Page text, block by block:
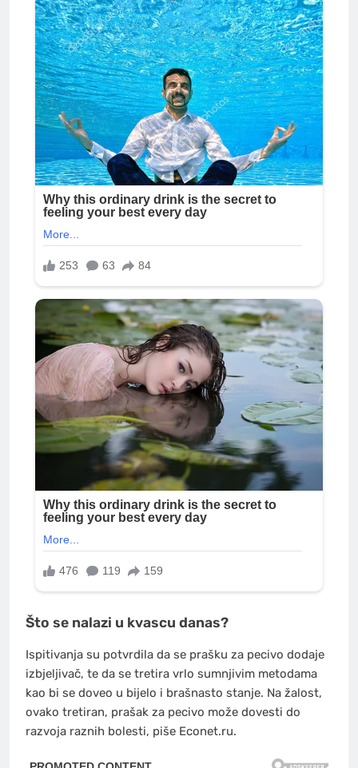
Što se nalazi u kvascu danas?
Ispitivanja su potvrdila da se prašku za pecivo dodaje
izbjeljivač, te da se tretira vrlo sumnjivim metodama
kao bi se doveo u bijelo i brašnasto stanje. Na žalost,
ovako tretiran, prašak za pecivo može dovesti do
razvoja raznih bolesti, piše Econet.ru.